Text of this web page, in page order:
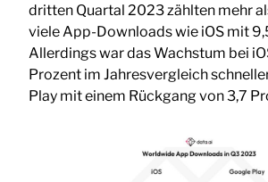
dritten Quartal 2023 zählten mehr
viele App-Downloads wie iOS mit
Allerdings war das Wachstum bei
Prozent im Jahresvergleich
Play mit einem Rückgang von 3,7